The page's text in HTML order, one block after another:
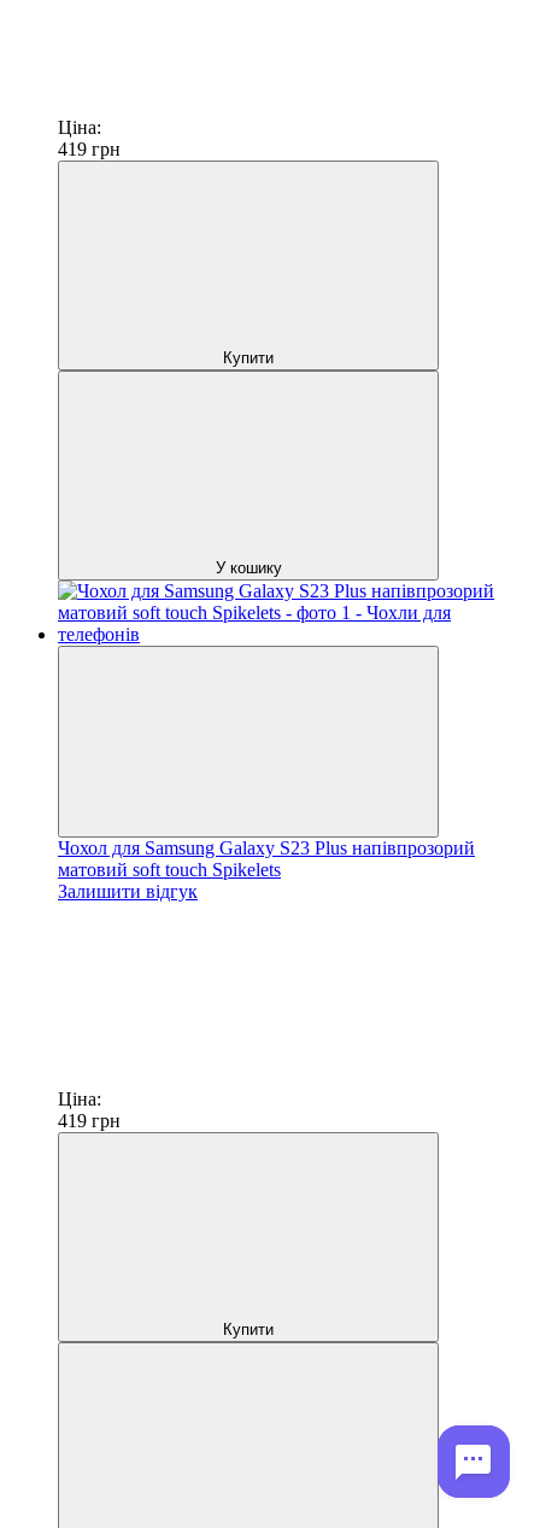
Ціна:
419 грн
Купити
У кошику
Чохол для Samsung Galaxy S23 Plus напівпрозорий
матовий soft touch Spikelets
Залишити відгук
Ціна:
419 грн
Купити